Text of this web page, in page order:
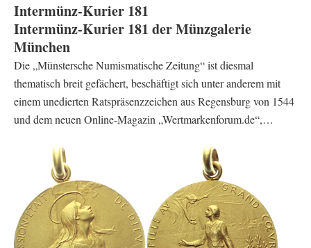
Intermünz-Kurier 181
Intermünz-Kurier 181 der Münzgalerie
München
Die „Münstersche Numismatische Zeitung“ ist diesmal
thematisch breit gefächert, beschäftigt sich unter anderem mit
einem unedierten Ratspräsenzzeichen aus Regensburg von 1544
und dem neuen Online-Magazin „Wertmarkenforum.de“,…